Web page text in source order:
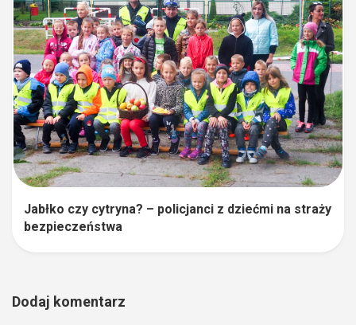
Jabłko czy cytryna? – policjanci z dziećmi na straży
bezpieczeństwa
Dodaj komentarz